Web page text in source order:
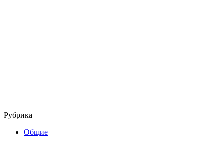
Рубрика
Общие